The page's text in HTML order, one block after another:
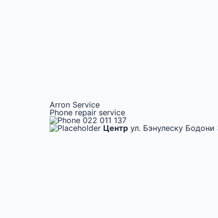
Arron Service
Phone repair service
022 011 137
Центр ул. Бэнулеску Бодони